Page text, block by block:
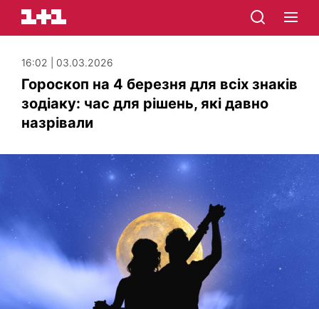
16:02 | 03.03.2026
Гороскоп на 4 березня для всіх знаків
зодіаку: час для рішень, які давно
назрівали